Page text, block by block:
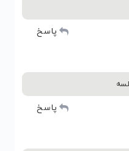
پاسخ
پاسخ